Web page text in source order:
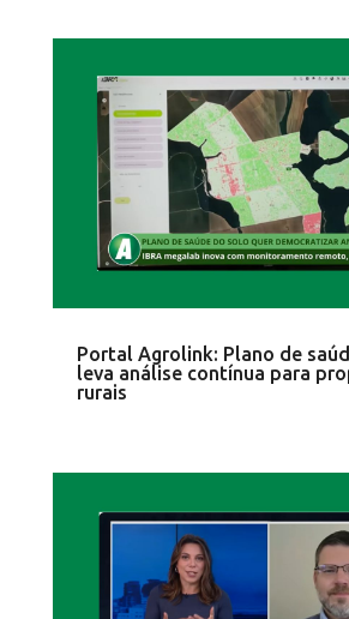
Portal Agrolink: Plano de
leva análise contínua para
rurais